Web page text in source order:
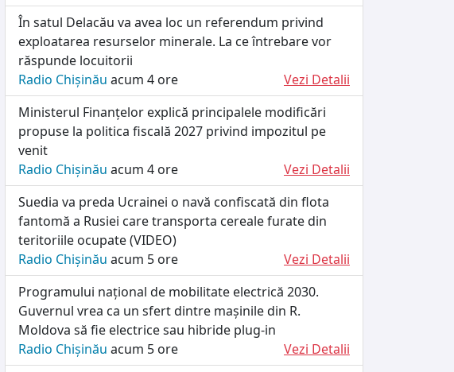
În satul Delacău va avea loc un referendum privind
exploatarea resurselor minerale. La ce întrebare vor
răspunde locuitorii
Radio Chișinău acum 4 ore
Vezi Detalii
Ministerul Finanțelor explică principalele modificări
propuse la politica fiscală 2027 privind impozitul pe
venit
Radio Chișinău acum 4 ore
Vezi Detalii
Suedia va preda Ucrainei o navă confiscată din flota
fantomă a Rusiei care transporta cereale furate din
teritoriile ocupate (VIDEO)
Radio Chișinău acum 5 ore
Vezi Detalii
Programului național de mobilitate electrică 2030.
Guvernul vrea ca un sfert dintre mașinile din R.
Moldova să fie electrice sau hibride plug-in
Radio Chișinău acum 5 ore
Vezi Detalii